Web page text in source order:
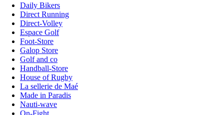
Daily Bikers
Direct Running
Direct-Volley
Espace Golf
Foot-Store
Galop Store
Golf and co
Handball-Store
House of Rugby
La sellerie de Maé
Made in Paradis
Nauti-wave
On-Fight